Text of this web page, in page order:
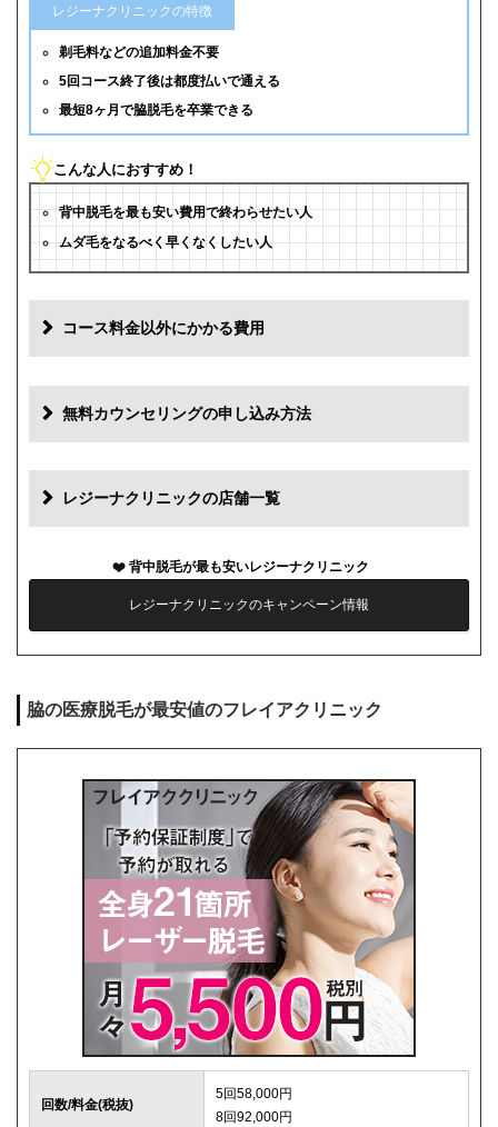
レジーナクリニックの特徴
剃毛料などの追加料金不要
5回コース終了後は都度払いで通える
最短8ヶ月で脇脱毛を卒業できる
こんな人におすすめ！
背中脱毛を最も安い費用で終わらせたい人
ムダ毛をなるべく早くなくしたい人
コース料金以外にかかる費用
初診料 0円
再診料 0円
薬代 0円
シェービング代 0円
キャンセル料 前日まで無料
無料カウンセリングの申し込み方法
レジーナクリニックの店舗一覧
背中脱毛が最も安いレジーナクリニック
レジーナクリニックのキャンペーン情報
脇の医療脱毛が最安値のフレイアクリニック
回数/料金(税抜)
5回58,000円
8回92,000円